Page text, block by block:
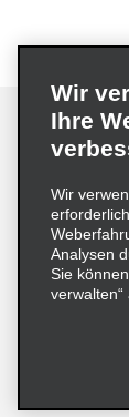
Impressum
© 2026
Wir
Ihre
Wir
Analysen
Sie
verwalten“